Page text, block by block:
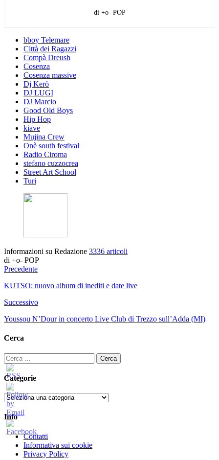
di +o- POP
bboy Telemare
Città dei Ragazzi
Compà Dreush
Cosenza
Cosenza massive
Dj Kerò
DJ LUGI
DJ Marcio
Good Old Boys
Hip Hop
kiave
Mujina Crew
Onè south festival
Radio Ciroma
stefano cuzzocrea
Street Art School
Turi
Informazioni su Redazione 3336 articoli
di +o- POP
Precedente
KUTSO: nuovo album di inediti e date live
Successivo
Youssou N’Dour in concerto Live Club di Trezzo sull’Adda (MI)
Cerca
Ricerca
per:
Categorie
Categorie
Info
Contatti
Informativa sui cookie
Privacy Policy